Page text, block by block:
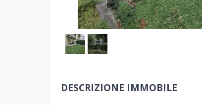
DESCRIZIONE IMMOBILE